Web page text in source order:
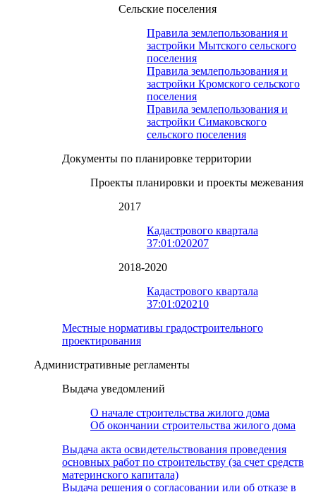
Сельские поселения
Правила землепользования и
застройки Мытского сельского
поселения
Правила землепользования и
застройки Кромского сельского
поселения
Правила землепользования и
застройки Симаковского
сельского поселения
Документы по планировке территории
Проекты планировки и проекты межевания
2017
Кадастрового квартала
37:01:020207
2018-2020
Кадастрового квартала
37:01:020210
Местные нормативы градостроительного
проектирования
Административные регламенты
Выдача уведомлений
О начале строительства жилого дома
Об окончании строительства жилого дома
Выдача акта освидетельствования проведения
основных работ по строительству (за счет средств
материнского капитала)
Выдача решения о согласовании или об отказе в